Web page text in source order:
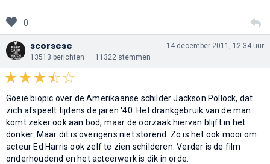
0
scorsese
13513 berichten 11322 stemmen
14 december 2011, 12:34 uur
Goeie biopic over de Amerikaanse schilder Jackson Pollock, dat
zich afspeelt tijdens de jaren '40. Het drankgebruik van de man
komt zeker ook aan bod, maar de oorzaak hiervan blijft in het
donker. Maar dit is overigens niet storend. Zo is het ook mooi om
acteur Ed Harris ook zelf te zien schilderen. Verder is de film
onderhoudend en het acteerwerk is dik in orde.